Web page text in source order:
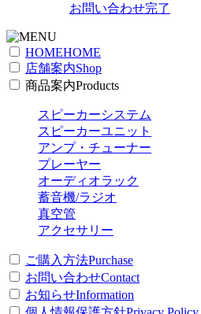
お問い合わせ完了
HOMEHOME
店舗案内Shop
商品案内Products
スピーカーシステム
スピーカーユニット
アンプ・チューナー
プレーヤー
オーディオラック
蓄音機/ラジオ
真空管
アクセサリー
ご購入方法Purchase
お問い合わせContact
お知らせInformation